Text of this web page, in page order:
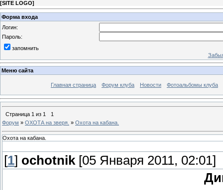
[SITE LOGO]
Форма входа
Логин:
Пароль:
запомнить
Меню сайта
Главная страница Форум клуба Новости Фотоальбомы клуба
Страница 1 из 1
1
Форум » ОХОТА на зверя. » Охота на кабана.
Охота на кабана.
[1] ochotnik [05 Января 2011, 02:01]